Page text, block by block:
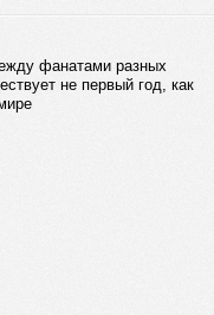
uvao/lyublino/svetlyy-mir-
конкретные
2026 – март 2028),
если судить по
не началась? При
продолжают
квартир